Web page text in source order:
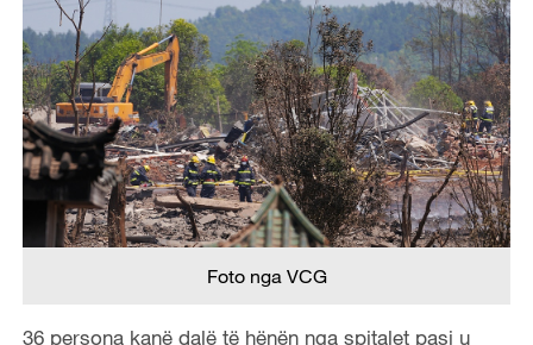
Foto nga VCG
36 persona kanë dalë të hënën nga spitalet pasi u